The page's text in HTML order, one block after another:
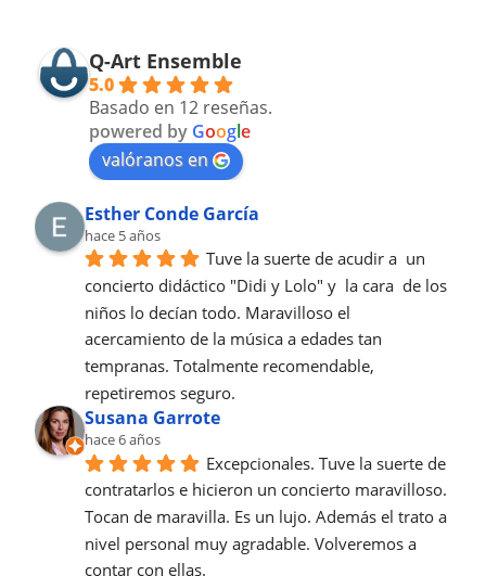
Q-Art Ensemble
5.0
Basado en 12 reseñas.
powered by Google
valóranos en
Esther Conde García
hace 5 años
Tuve la suerte de acudir a  un
concierto didáctico "Didi y Lolo" y  la cara  de los
niños lo decían todo. Maravilloso el
acercamiento de la música a edades tan
tempranas. Totalmente recomendable,
repetiremos seguro.
Susana Garrote
hace 6 años
Excepcionales. Tuve la suerte de
contratarlos e hicieron un concierto maravilloso.
Tocan de maravilla. Es un lujo. Además el trato a
nivel personal muy agradable. Volveremos a
contar con ellas.